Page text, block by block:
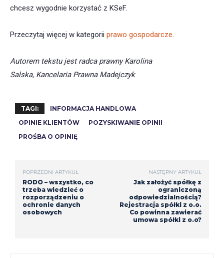
chcesz wygodnie korzystać z KSeF.
Przeczytaj więcej w kategorii prawo gospodarcze.
Autorem tekstu jest radca prawny Karolina
Salska, Kancelaria Prawna Madejczyk
TAGI:
INFORMACJA HANDLOWA
OPINIE KLIENTÓW
POZYSKIWANIE OPINII
PROŚBA O OPINIĘ
POPRZEDNI ARTYKUŁ
RODO – wszystko, co
trzeba wiedzieć o
rozporządzeniu o
ochronie danych
osobowych
NASTĘPNY ARTYKUŁ
Jak założyć spółkę z
ograniczoną
odpowiedzialnością?
Rejestracja spółki z o.o.
Co powinna zawierać
umowa spółki z o.o?